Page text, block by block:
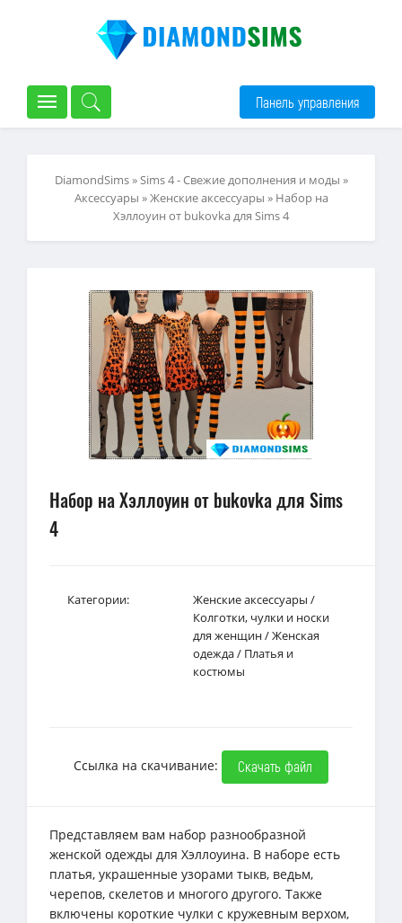
Панель управления
DiamondSims»Sims 4 - Свежие дополнения и моды »
Аксессуары »Женские аксессуары » Набор на
Хэллоуин от bukovka для Sims 4
Набор на Хэллоуин от bukovka для Sims
4
Категории: Женские аксессуары /
Колготки, чулки и носки
для женщин/Женская
одежда/ Платья и
костюмы
Ссылка на скачивание: Скачать файл
Представляем вам набор разнообразной
женской одежды для Хэллоуина. В наборе есть
платья, украшенные узорами тыкв, ведьм,
черепов, скелетов и многого другого. Также
включены короткие чулки с кружевным верхом,